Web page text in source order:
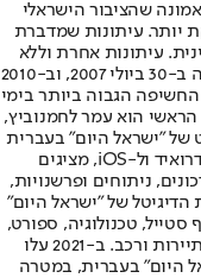
שהציבור הישראלי
יותר. עיתונות שמדברת
עיתונות אחרת וללא
תשלום. המהדורה המודפסת הראשונה פורסמה ב-30 ביולי 2007, וב-2010
הגבוה ביותר בימי
הראשי הוא עמר לחמנוביץ,
של "ישראל היום" בעברית
ובאנגלית, כמו כן היישומונים (אפליקציות) לאנדרואיד ול-iOS, מציגים
ניתוחים ופרשנויות,
הדיגיטל של "ישראל היום"
סטייל, טכנולוגיה, ספורט,
כלכלה וצרכנות, בריאות, חיילים, אוכל, יהדות, תיירות ורכב. ב-2021 עלו
היום" בעברית, במטרה